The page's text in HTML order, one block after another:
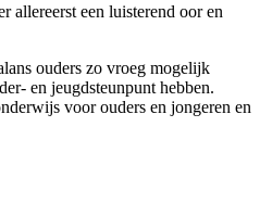
allereerst een luisterend oor en
ouders zo vroeg mogelijk
en jeugdsteunpunt hebben.
voor ouders en jongeren en